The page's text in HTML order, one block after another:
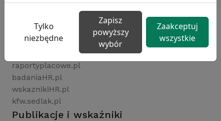
Rynekpracy.pl
sedlak.pl
raportyplacowe.pl
badaniaHR.pl
wskaznikiHR.pl
kfw.sedlak.pl
Publikacje i wskaźniki
Tylko
niezbędne
Zapisz
powyższy
wybór
Zaakceptuj
wszystkie